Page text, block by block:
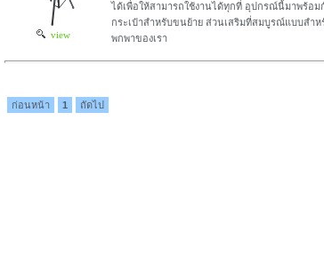
view
ได้เพื่อให้สามารถใช้งานได้ทุกที่ อุปกรณ์นี้มาพร้อ
กระเป๋าสำหรับขนย้าย ส่วนเสริมที่สมบูรณ์แบบสำห
พกพาของเรา
ก่อนหน้า 1 ถัดไป